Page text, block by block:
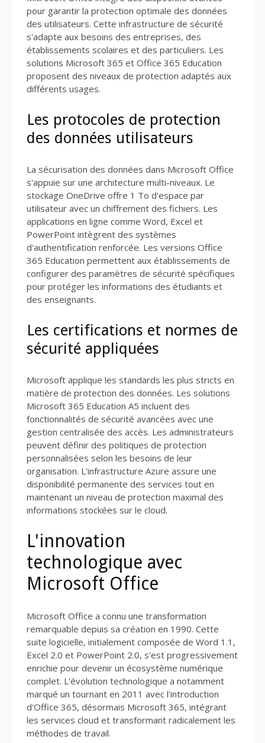
pour garantir la protection optimale des données
des utilisateurs. Cette infrastructure de sécurité
s'adapte aux besoins des entreprises, des
établissements scolaires et des particuliers. Les
solutions Microsoft 365 et Office 365 Education
proposent des niveaux de protection adaptés aux
différents usages.
Les protocoles de protection
des données utilisateurs
La sécurisation des données dans Microsoft Office
s'appuie sur une architecture multi-niveaux. Le
stockage OneDrive offre 1 To d'espace par
utilisateur avec un chiffrement des fichiers. Les
applications en ligne comme Word, Excel et
PowerPoint intègrent des systèmes
d'authentification renforcée. Les versions Office
365 Education permettent aux établissements de
configurer des paramètres de sécurité spécifiques
pour protéger les informations des étudiants et
des enseignants.
Les certifications et normes de
sécurité appliquées
Microsoft applique les standards les plus stricts en
matière de protection des données. Les solutions
Microsoft 365 Education A5 incluent des
fonctionnalités de sécurité avancées avec une
gestion centralisée des accès. Les administrateurs
peuvent définir des politiques de protection
personnalisées selon les besoins de leur
organisation. L'infrastructure Azure assure une
disponibilité permanente des services tout en
maintenant un niveau de protection maximal des
informations stockées sur le cloud.
L'innovation
technologique avec
Microsoft Office
Microsoft Office a connu une transformation
remarquable depuis sa création en 1990. Cette
suite logicielle, initialement composée de Word 1.1,
Excel 2.0 et PowerPoint 2.0, s'est progressivement
enrichie pour devenir un écosystème numérique
complet. L'évolution technologique a notamment
marqué un tournant en 2011 avec l'introduction
d'Office 365, désormais Microsoft 365, intégrant
les services cloud et transformant radicalement les
méthodes de travail.